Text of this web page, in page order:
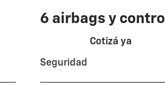
Cotizá ya
6 airbags y control
de estabilidad
Seguridad